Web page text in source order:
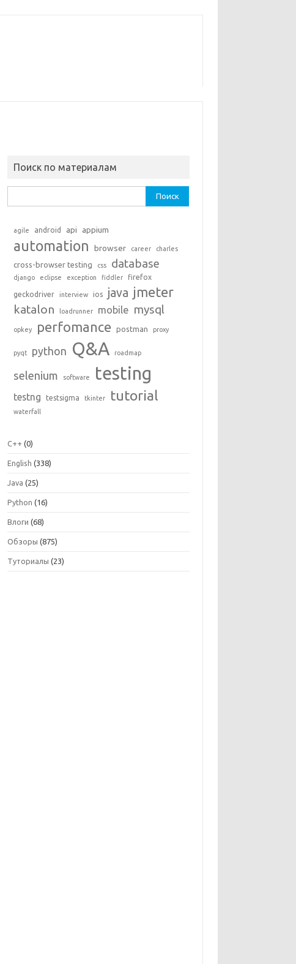
Поиск по материалам
agile android api appium
automation browser career charles
cross-browser testing css database
django eclipse exception fiddler firefox
geckodriver interview ios java jmeter
katalon loadrunner mobile mysql
opkey perfomance postman proxy
pyqt python Q&A roadmap
selenium software testing
testng testsigma tkinter tutorial
waterfall
C++ (0)
English (338)
Java (25)
Python (16)
Влоги (68)
Обзоры (875)
Туториалы (23)